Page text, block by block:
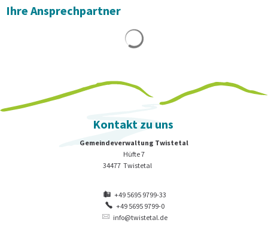
Ihre Ansprechpartner
Kontakt zu uns
Gemeindeverwaltung Twistetal
Hüfte 7
34477 Twistetal
+49 5695 9799-33
+49 5695 9799-0
info@twistetal.de